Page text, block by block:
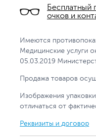
Бесплатный
очков и
Имеются
Медицинские услуги
05.03.2019
Продажа товаров
Изображения
отличаться от
Реквизиты и договор